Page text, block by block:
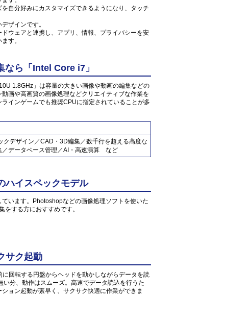
自分好みにカスタマイズできるようになり、タッチ
ザインです。
ウェアと連携し、アプリ、情報、プライバシーを安
す。
なら「Intel Core i7」
1.8GHz」は容量の大きい画像や動画の編集などの
画や高画質の画像処理などクリエイティブな作業を
インゲームでも推奨CPUに指定されていることが多
クデザイン／CAD・3D編集／数千行を超える高度な
／データベース管理／AI・高速演算 など
ハイスペックモデル
います。Photoshopなどの画像処理ソフトを使いた
をする方におすすめです。
サク起動
回転する円盤からヘッドを動かしながらデータを読
分、動作はスムーズ。高速でデータ読込を行うた
ョン起動が素早く、サクサク快適に作業ができま